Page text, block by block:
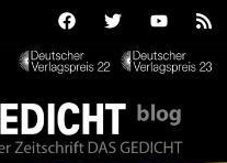
FacebookTwitterYoutube